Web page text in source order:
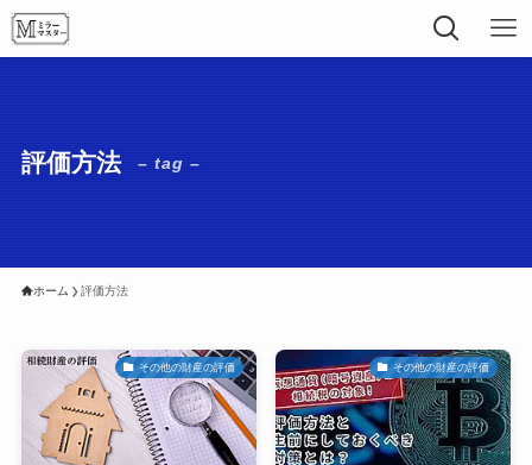
評価方法 – tag –
ホーム 評価方法
その他の財産の評価 その他の財産の評価